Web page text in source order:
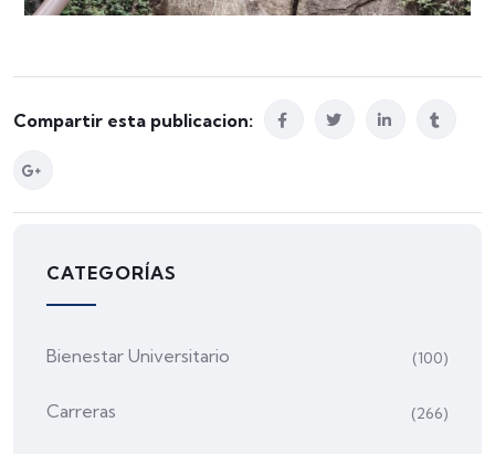
Compartir esta publicacion:
CATEGORÍAS
Bienestar Universitario (100)
Carreras (266)